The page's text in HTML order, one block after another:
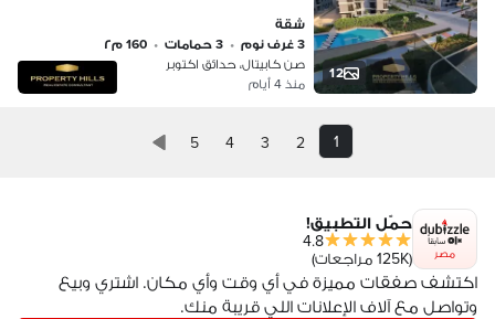
12
شقة
3 غرف نوم
• 3 حمامات • 160 م٢
صن كابيتال، حدائق اكتوبر
منذ 4 أيام
1
2
3
4
5
مصر
حمّل التطبيق!
4.8
(125K مراجعات)
اكتشف صفقات مميزة في أي وقت وأي مكان. اشتري وبيع
وتواصل مع آلاف الإعلانات اللي قريبة منك.